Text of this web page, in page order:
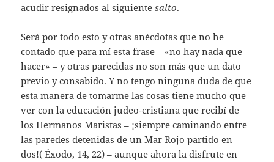
acudir resignados al siguientesalto.
Será por todo esto y otras anécdotas que no he
contado que para mí esta frase – «no hay nada que
hacer» – y otras parecidas no son más que un dato
previo y consabido. Y no tengo ninguna duda de que
esta manera de tomarme las cosas tiene mucho que
ver con la educación judeo-cristiana que recibí de
los Hermanos Maristas – ¡siempre caminando entre
las paredes detenidas de un Mar Rojo partido en
dos!( Éxodo, 14, 22) – aunque ahora la disfrute en